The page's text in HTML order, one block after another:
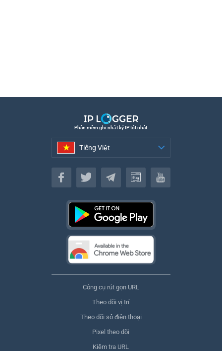
Phần mềm ghi nhật ký IP tốt nhất
Tiếng Việt
Tiếng Việt
Công cụ rút gọn URL
Theo dõi vị trí
Theo dõi số điện thoại
Pixel theo dõi
Kiểm tra URL